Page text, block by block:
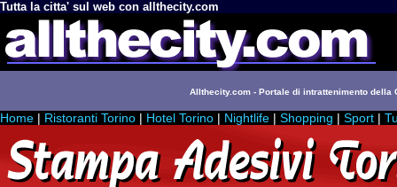
Tutta la citta' sul web con allthecity.com
Allthecity.com - Portale di intrattenimento della
Home | Ristoranti Torino | Hotel Torino | Nightlife | Shopping | Sport |